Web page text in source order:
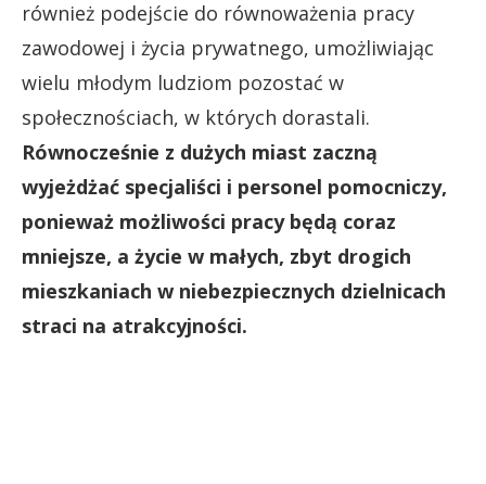
również podejście do równoważenia pracy
zawodowej i życia prywatnego, umożliwiając
wielu młodym ludziom pozostać w
społecznościach, w których dorastali.
Równocześnie z dużych miast zaczną
wyjeżdżać specjaliści i personel pomocniczy,
ponieważ możliwości pracy będą coraz
mniejsze, a życie w małych, zbyt drogich
mieszkaniach w niebezpiecznych dzielnicach
straci na atrakcyjności.